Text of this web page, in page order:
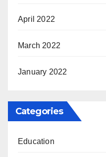
April 2022
March 2022
January 2022
Categories
Education